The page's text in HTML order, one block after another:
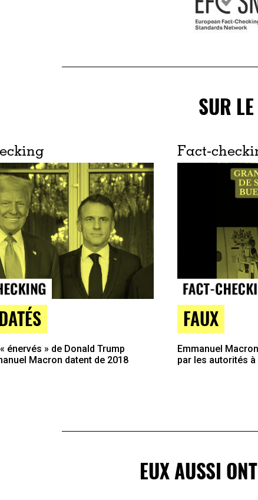
SUR
énervés » de Donald Trump
Macron datent de 2018
Fact-
FAUX
Emmanuel
par les autorités
EUX AUSSI